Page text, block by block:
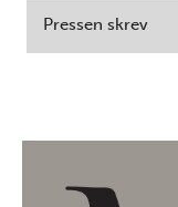
Pressen skrev